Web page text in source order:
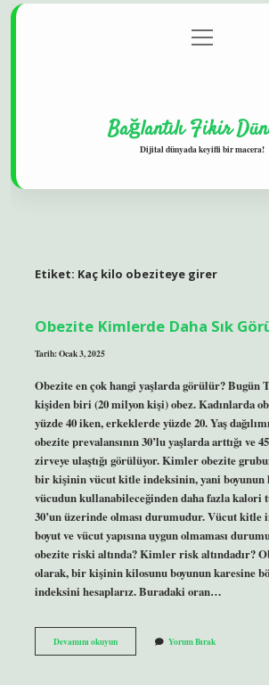
Gizlilik Politikası
menüyü
aç
Bağlantılı Fikir
Dijital dünyada keyifli bir macera!
Etiket: Kaç kilo obeziteye girer
Obezite Kimlerde Daha Sık
Tarih: Ocak 3, 2025
Obezite en çok hangi yaşlarda görülür? Bugün
kişiden biri (20 milyon kişi) obez. Kadınlarda
yüzde 40 iken, erkeklerde yüzde 20. Yaş
obezite prevalansının 30’lu yaşlarda arttığı ve
zirveye ulaştığı görülüyor. Kimler obezite
bir kişinin vücut kitle indeksinin, yani boyunun
vücudun kullanabileceğinden daha fazla kalori
30’un üzerinde olması durumudur. Vücut
boyut ve vücut yapısına uygun olmaması
obezite riski altında? Kimler risk altındadır?
olarak, bir kişinin kilosunu boyunun karesine
indeksini hesaplarız. Buradaki oran…
Devamını okuyunObezite
Kimlerde
Yorum Bırak